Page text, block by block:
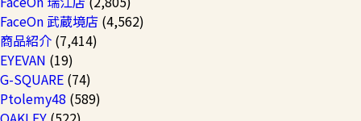
FaceOn 武蔵境店 (4,562)
商品紹介 (7,414)
EYEVAN (19)
G-SQUARE (74)
Ptolemy48 (589)